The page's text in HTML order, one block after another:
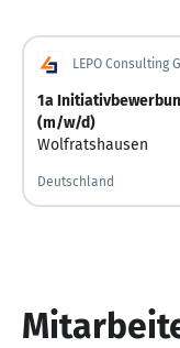
LEPO Consulting
1a
(m/w/d)
Wolfratshausen
Deutschland